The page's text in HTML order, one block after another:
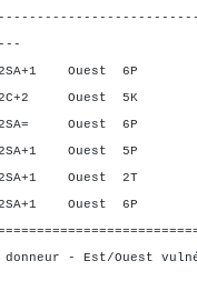
Ouest
Ouest
Ouest
Ouest
Ouest
Ouest
donneur - Est/Ouest